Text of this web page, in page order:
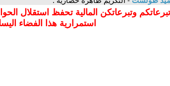
تبرعاتكم وتبرعاتكن المالية تحفظ استقلال
استمرارية هذا الفضاء